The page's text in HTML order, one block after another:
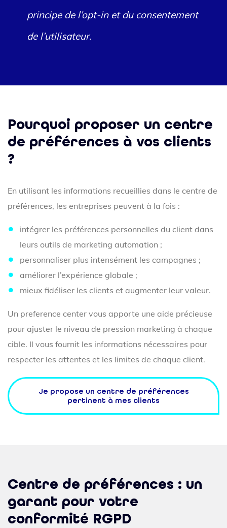
principe de l’opt-in et du consentement
de l’utilisateur.
Pourquoi proposer un centre
de préférences à vos clients
?
En utilisant les informations recueillies dans le centre de
préférences, les entreprises peuvent à la fois :
intégrer les préférences personnelles du client dans
leurs outils de marketing automation ;
personnaliser plus intensément les campagnes ;
améliorer l’expérience globale ;
mieux fidéliser les clients et augmenter leur valeur.
Un preference center vous apporte une aide précieuse
pour ajuster le niveau de pression marketing à chaque
cible. Il vous fournit les informations nécessaires pour
respecter les attentes et les limites de chaque client.
Je propose un centre de préférences
pertinent à mes clients
Centre de préférences : un
garant pour votre
conformité RGPD